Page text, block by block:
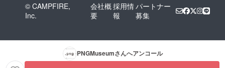
© CAMPFIRE,
Inc.
会社概
要
採用情
報
パートナー
募集
PNGMuseumさんへアンコール